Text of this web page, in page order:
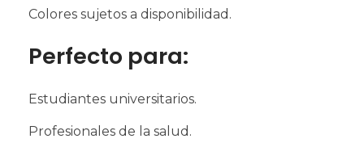
Colores sujetos a disponibilidad.
Perfecto para:
Estudiantes universitarios.
Profesionales de la salud.